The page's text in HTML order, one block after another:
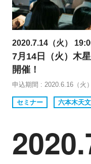
2020.7.14（火）
7月14日（火）木
開催！
申込期間 : 2020.6.16（火
セミナー 六本木天